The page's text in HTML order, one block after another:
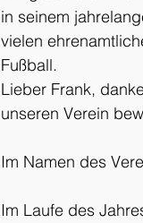
in seinem
vielen
Fußball.
Lieber Frank,
unseren Verein
Im Namen des
Im Laufe des